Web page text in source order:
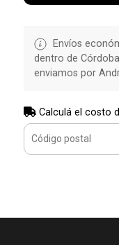
Envíos
dentro de
enviamos por
Calculá el costo